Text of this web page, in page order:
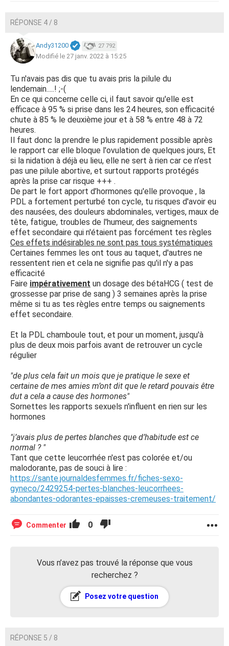
RÉPONSE 4 / 8
Andy31200 27 792
Modifié le 27 janv. 2022 à 15:25
Tu n'avais pas dis que tu avais pris la pilule du
lendemain.....! ;-(
En ce qui concerne celle ci, il faut savoir qu'elle est
efficace à 95 % si prise dans les 24 heures, son efficacité
chute à 85 % le deuxième jour et à 58 % entre 48 à 72
heures.
Il faut donc la prendre le plus rapidement possible après
le rapport car elle bloque l'ovulation de quelques jours, Et
si la nidation à déjà eu lieu, elle ne sert à rien car ce n'est
pas une pilule abortive, et surtout rapports protégés
après la prise car risque +++ .
De part le fort apport d’hormones qu'elle provoque , la
PDL a fortement perturbé ton cycle, tu risques d'avoir eu
des nausées, des douleurs abdominales, vertiges, maux de
tête, fatigue, troubles de l'humeur, des saignements
effet secondaire qui n'étaient pas forcément tes règles
Ces effets indésirables ne sont pas tous systématiques
Certaines femmes les ont tous au taquet, d'autres ne
ressentent rien et cela ne signifie pas qu'il n'y a pas
efficacité
Faire impérativement un dosage des bétaHCG ( test de
grossesse par prise de sang ) 3 semaines après la prise
même si tu as tes règles entre temps ou saignements
effet secondaire.
Et la PDL chamboule tout, et pour un moment, jusqu'à
plus de deux mois parfois avant de retrouver un cycle
régulier
"de plus cela fait un mois que je pratique le sexe et
certaine de mes amies m’ont dit que le retard pouvais être
dut a cela a cause des hormones"
Sornettes les rapports sexuels n'influent en rien sur les
hormones
"j’avais plus de pertes blanches que d’habitude est ce
normal ? "
Tant que cette leucorrhée n'est pas colorée et/ou
malodorante, pas de souci à lire :
https://sante.journaldesfemmes.fr/fiches-sexo-
gyneco/2429254-pertes-blanches-leucorrhees-
abondantes-odorantes-epaisses-cremeuses-traitement/
Commenter 0
Vous n’avez pas trouvé la réponse que vous
recherchez ?
Posez votre question
RÉPONSE 5 / 8